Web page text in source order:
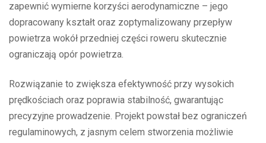
zapewnić wymierne korzyści aerodynamiczne – jego
dopracowany kształt oraz zoptymalizowany przepływ
powietrza wokół przedniej części roweru skutecznie
ograniczają opór powietrza.
Rozwiązanie to zwiększa efektywność przy wysokich
prędkościach oraz poprawia stabilność, gwarantując
precyzyjne prowadzenie. Projekt powstał bez ograniczeń
regulaminowych, z jasnym celem stworzenia możliwie